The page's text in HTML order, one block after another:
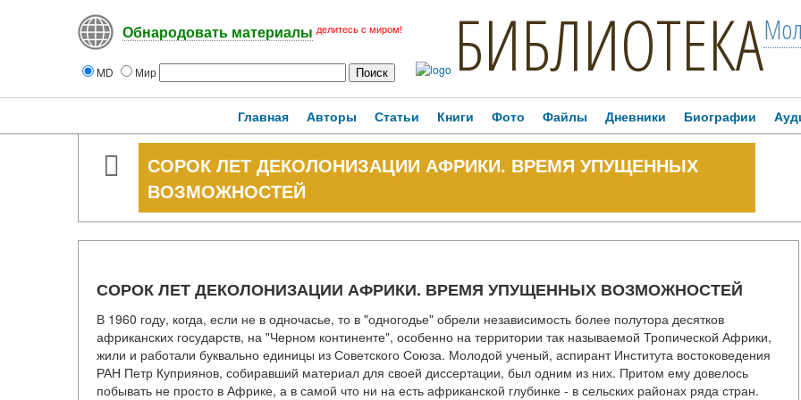
Обнародовать материалы делитесь с миром!
MD Мир БИБЛИОТЕКА
Главная Авторы Статьи Книги Фото Файлы Дневники Биографии
СОРОК ЛЕТ ДЕКОЛОНИЗАЦИИ АФРИКИ. ВРЕМЯ УПУЩЕННЫХ
ВОЗМОЖНОСТЕЙ
СОРОК ЛЕТ ДЕКОЛОНИЗАЦИИ АФРИКИ. ВРЕМЯ УПУЩЕННЫХ ВОЗМОЖНОСТЕЙ
В 1960 году, когда, если не в одночасье, то в "одногодье" обрели независимость более полутора десятков
африканских государств, на "Черном континенте", особенно на территории так называемой Тропической Африки,
жили и работали буквально единицы из Советского Союза. Молодой ученый, аспирант Института востоковедения
РАН Петр Куприянов, собиравший материал для своей диссертации, был одним из них. Притом ему довелось
побывать не просто в Африке, а в самой что ни на есть африканской глубинке - в сельских районах ряда стран.